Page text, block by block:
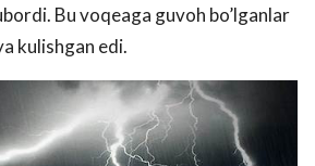
Bu voqeaga guvoh bo’lganlar
kulishgan edi.